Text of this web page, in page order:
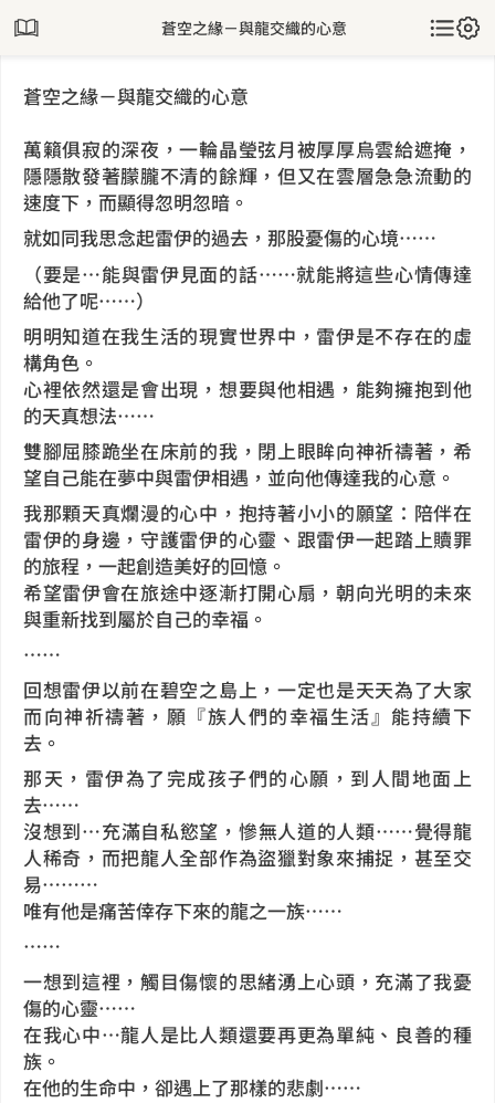
蒼空之緣－與龍交織的心意
蒼空之緣－與龍交織的心意
萬籟俱寂的深夜，一輪晶瑩弦月被厚厚烏雲給遮掩，
隱隱散發著朦朧不清的餘輝， 但又在雲層急急流動的
速度下，而顯得忽明忽暗。
就如同我思念起雷伊的過去，那股憂傷的心境……
（要是…能與雷伊見面的話……就能將這些心情傳達
給他了呢……）
明明知道在我生活的現實世界中，雷伊是不存在的虛
構角色。
心裡依然還是會出現，想要與他相遇，能夠擁抱到他
的天真想法……
雙腳屈膝跪坐在床前的我，閉上眼眸向神祈禱著，希
望自己能在夢中與雷伊相遇，並向他傳達我的心意。
我那顆天真爛漫的心中，抱持著小小的願望：陪伴在
雷伊的身邊，守護雷伊的心靈、跟雷伊一起踏上贖罪
的旅程，一起創造美好的回憶。
希望雷伊會在旅途中逐漸打開心扇，朝向光明的未來
與重新找到屬於自己的幸福。
……
回想雷伊以前在碧空之島上，一定也是天天為了大家
而向神祈禱著，願『族人們的幸福生活』能持續下
去。
那天，雷伊為了完成孩子們的心願，到人間地面上
去……
沒想到…充滿自私慾望，慘無人道的人類……覺得龍
人稀奇，而把龍人全部作為盜獵對象來捕捉，甚至交
易………
唯有他是痛苦倖存下來的龍之一族……
……
一想到這裡，觸目傷懷的思緒湧上心頭，充滿了我憂
傷的心靈……
在我心中…龍人是比人類還要再更為單純、良善的種
族。
在他的生命中，卻遇上了那樣的悲劇……